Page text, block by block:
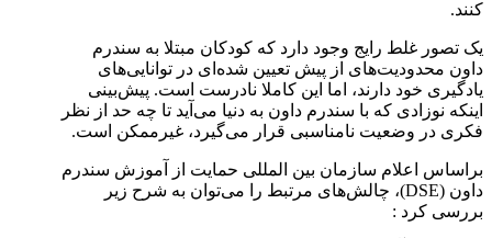
کنند.
یک تصور غلط رایج وجود دارد که کودکان مبتلا به سندرم
داون محدودیت‌های از پیش تعیین شده‌ای در توانایی‌های
یادگیری خود دارند، اما این کاملا نادرست است. پیش‌بینی
اینکه نوزادی که با سندرم داون به دنیا می‌آید تا چه حد از نظر
فکری در وضعیت نامناسبی قرار می‌گیرد، غیرممکن است.
براساس اعلام سازمان بین المللی حمایت از آموزش سندرم
داون (DSE)، چالش‌های مرتبط را می‌توان به شرح زیر
بررسی کرد :